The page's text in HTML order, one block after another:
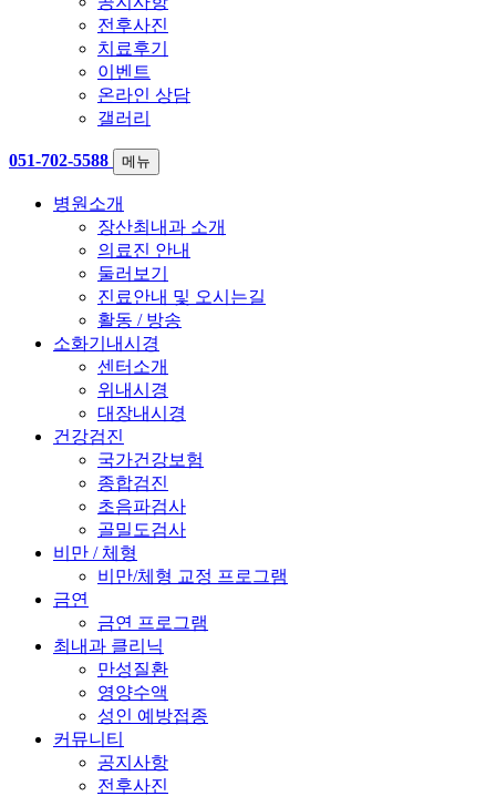
전후사진
치료후기
이벤트
온라인 상담
갤러리
051-702-5588 메뉴
병원소개
장산최내과 소개
의료진 안내
둘러보기
진료안내 및 오시는길
활동 / 방송
소화기내시경
센터소개
위내시경
대장내시경
건강검진
국가건강보험
종합검진
초음파검사
골밀도검사
비만 / 체형
비만/체형 교정 프로그램
금연
금연 프로그램
최내과 클리닉
만성질환
영양수액
성인 예방접종
커뮤니티
공지사항
전후사진